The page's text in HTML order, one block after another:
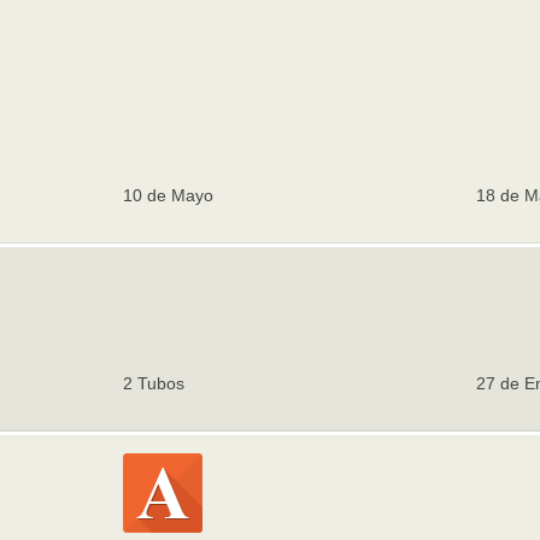
10 de Mayo 18 de
2 Tubos 27 de